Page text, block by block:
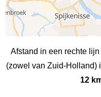
Afstand in een rechte
(zowel van Zuid-Holland)
12